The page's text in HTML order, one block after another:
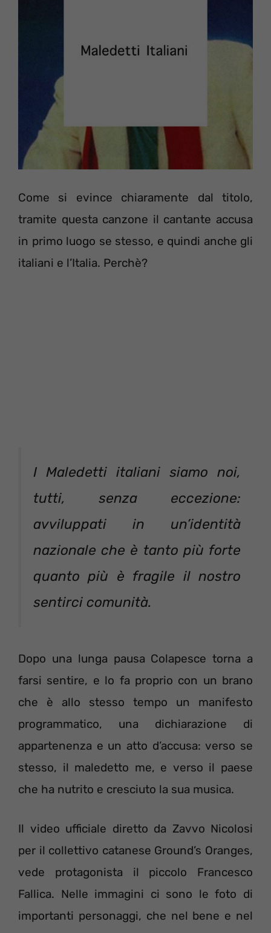
Come si evince chiaramente dal titolo,
tramite questa canzone il cantante accusa
in primo luogo se stesso, e quindi anche gli
italiani e l’Italia. Perchè?
I Maledetti italiani siamo noi,
tutti, senza eccezione:
avviluppati in un’identità
nazionale che è tanto più forte
quanto più è fragile il nostro
sentirci comunità.
Dopo una lunga pausa Colapesce torna a
farsi sentire, e lo fa proprio con un brano
che è allo stesso tempo un manifesto
programmatico, una dichiarazione di
appartenenza e un atto d’accusa: verso se
stesso, il maledetto me, e verso il paese
che ha nutrito e cresciuto la sua musica.
Il video ufficiale diretto da Zavvo Nicolosi
per il collettivo catanese Ground’s Oranges,
vede protagonista il piccolo Francesco
Fallica. Nelle immagini ci sono le foto di
importanti personaggi, che nel bene e nel